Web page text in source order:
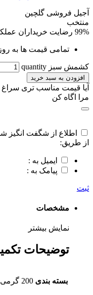
آجیل فروشی گلچین
منتخب
99% رضایت خریداران
تمامی قیمت ها به
کشمش سبز quantity
افزودن به سبد خرید
آیا قیمت مناسب تری سراغ
مرا اگاه کن
اطلاع از شگفت
از طریق:
ایمیل به :
پیامک به :
ثبت
مشخصات
نمایش بیشتر
توضیحات
بسته بندی 200 گرمی, 500 گرمی, 1000 گرمی